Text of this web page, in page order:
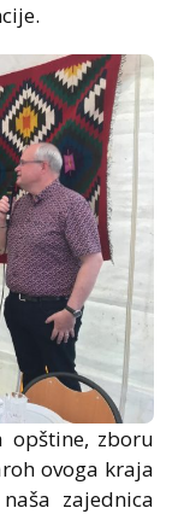
opštine, zboru
ovoga kraja
zajednica